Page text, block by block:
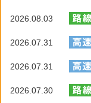
2026.08.03
2026.07.31
2026.07.31
2026.07.30